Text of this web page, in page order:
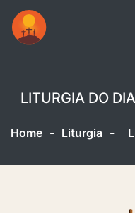
LITURGIA DO
Home - Liturgia -